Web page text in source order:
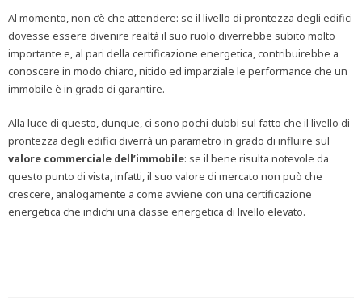
Al momento, non c’è che attendere: se il livello di prontezza degli edifici
dovesse essere divenire realtà il suo ruolo diverrebbe subito molto
importante e, al pari della certificazione energetica, contribuirebbe a
conoscere in modo chiaro, nitido ed imparziale le performance che un
immobile è in grado di garantire.
Alla luce di questo, dunque, ci sono pochi dubbi sul fatto che il livello di
prontezza degli edifici diverrà un parametro in grado di influire sul
valore commerciale dell’immobile: se il bene risulta notevole da
questo punto di vista, infatti, il suo valore di mercato non può che
crescere, analogamente a come avviene con una certificazione
energetica che indichi una classe energetica di livello elevato.